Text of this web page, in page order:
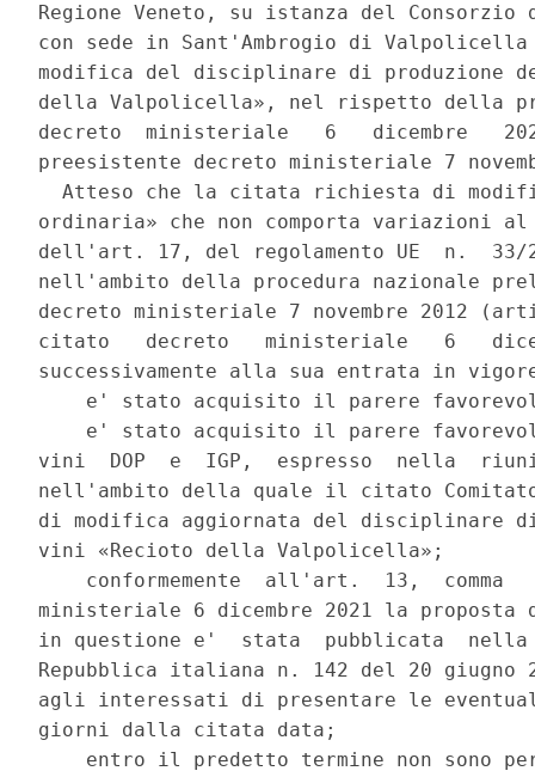
Regione Veneto, su istanza del
con sede in Sant'Ambrogio di
modifica del disciplinare di produzione
della Valpolicella», nel rispetto della
decreto  ministeriale   6   dicembre
preesistente decreto ministeriale 7
Atteso che la citata richiesta di
ordinaria» che non comporta variazioni
dell'art. 17, del regolamento UE  n.
nell'ambito della procedura nazionale
decreto ministeriale 7 novembre 2012
citato   decreto   ministeriale   6
successivamente alla sua entrata in
e' stato acquisito il parere
e' stato acquisito il parere
vini  DOP  e  IGP,  espresso  nella
nell'ambito della quale il citato
di modifica aggiornata del disciplinare di
vini «Recioto della Valpolicella»;
conformemente  all'art.  13,  comma
ministeriale 6 dicembre 2021 la
in questione e'  stata  pubblicata
Repubblica italiana n. 142 del 20
agli interessati di presentare le
giorni dalla citata data;
entro il predetto termine non sono